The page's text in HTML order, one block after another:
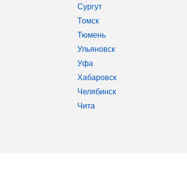
Сургут
Томск
Тюмень
Ульяновск
Уфа
Хабаровск
Челябинск
Чита